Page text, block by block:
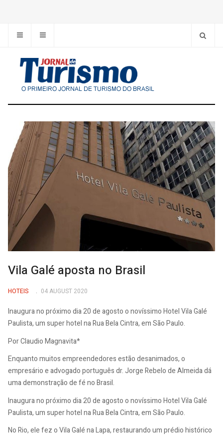
Vila Galé aposta no Brasil
HOTEIS 04 AUGUST 2020
Inaugura no próximo dia 20 de agosto o novíssimo Hotel Vila Galé
Paulista, um super hotel na Rua Bela Cintra, em São Paulo.
Por Claudio Magnavita*
Enquanto muitos empreendedores estão desanimados, o
empresário e advogado português dr. Jorge Rebelo de Almeida dá
uma demonstração de fé no Brasil.
Inaugura no próximo dia 20 de agosto o novíssimo Hotel Vila Galé
Paulista, um super hotel na Rua Bela Cintra, em São Paulo.
No Rio, ele fez o Vila Galé na Lapa, restaurando um prédio histórico